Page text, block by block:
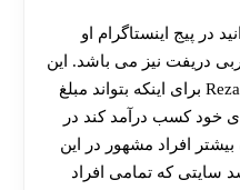
بیشتر فقط با ثبت نام در
در پیج اینستاگرام او
دریفت نیز می باشد. این
فرد مشهور ایرانی Rezafahimofficial برای اینکه بتواند مبلغ
خود کسب درآمد کند در
افراد مشهور در این
سایتی که تمامی افراد